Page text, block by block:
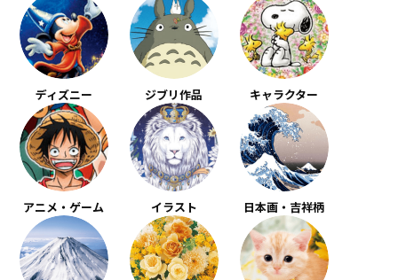
ディズニー ジブリ作品 キャラクター
アニメ・ゲーム イラスト 日本画・吉祥柄